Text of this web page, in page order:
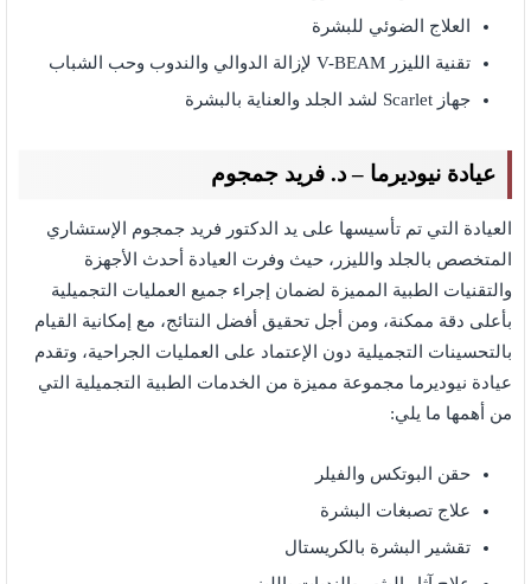
العلاج الضوئي للبشرة
تقنية الليزر V-BEAM لإزالة الدوالي والندوب وحب الشباب
جهاز Scarlet لشد الجلد والعناية بالبشرة
عيادة نيوديرما – د. فريد جمجوم
العيادة التي تم تأسيسها على يد الدكتور فريد جمجوم الإستشاري
المتخصص بالجلد والليزر، حيث وفرت العيادة أحدث الأجهزة
والتقنيات الطبية المميزة لضمان إجراء جميع العمليات التجميلية
بأعلى دقة ممكنة، ومن أجل تحقيق أفضل النتائج، مع إمكانية القيام
بالتحسينات التجميلية دون الإعتماد على العمليات الجراحية، وتقدم
عيادة نيوديرما مجموعة مميزة من الخدمات الطبية التجميلية التي
من أهمها ما يلي:
حقن البوتكس والفيلر
علاج تصبغات البشرة
تقشير البشرة بالكريستال